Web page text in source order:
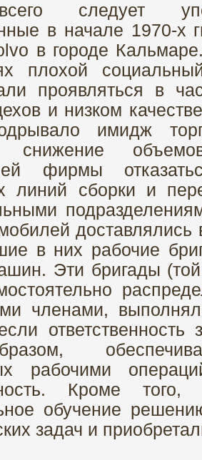
следует
в начале 1970-х
в городе
плохой
проявляться в
и низком
имидж
снижение
фирмы
линий сборки и
доставлялись
в них рабочие
Эти бригады
членами,
ответственность
рабочими
Кроме того,
обучение
задач и